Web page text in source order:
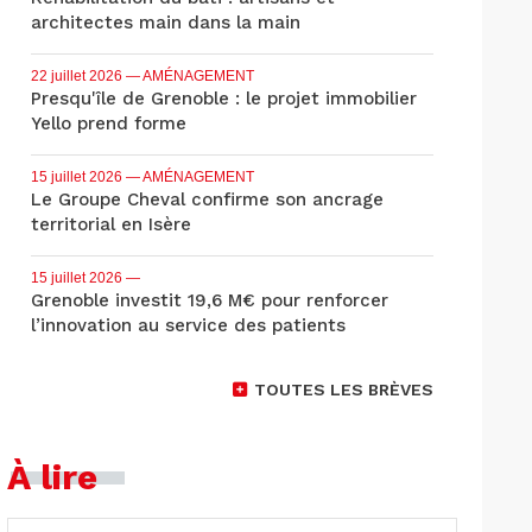
architectes main dans la main
22 juillet 2026 — AMÉNAGEMENT
Presqu'île de Grenoble : le projet immobilier
Yello prend forme
15 juillet 2026 — AMÉNAGEMENT
Le Groupe Cheval confirme son ancrage
territorial en Isère
15 juillet 2026 —
Grenoble investit 19,6 M€ pour renforcer
l’innovation au service des patients
TOUTES LES BRÈVES
À lire